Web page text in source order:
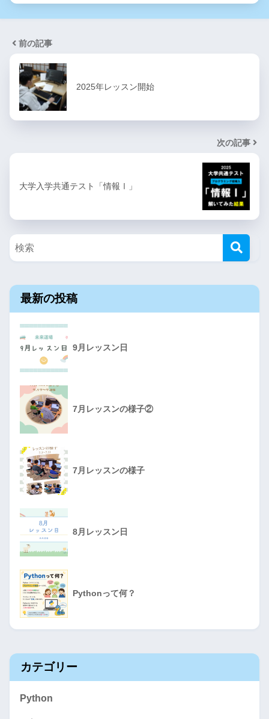
前の記事
2025年レッスン開始
次の記事
大学入学共通テスト「情報Ⅰ」
最新の投稿
9月レッスン日
7月レッスンの様子②
7月レッスンの様子
8月レッスン日
Pythonって何？
カテゴリー
Python